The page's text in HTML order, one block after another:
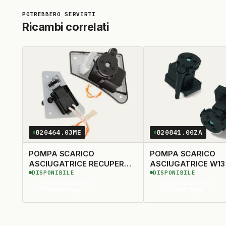
Ricambi correlati
820464.03ME
POMPA SCARICO
ASCIUGATRICE RECUPERO
CONDENSA ORIGINALE
DISPONIBILE
820841.00ZA
POMPA SCARICO
ASCIUGATRICE W13
DISPONIBILE